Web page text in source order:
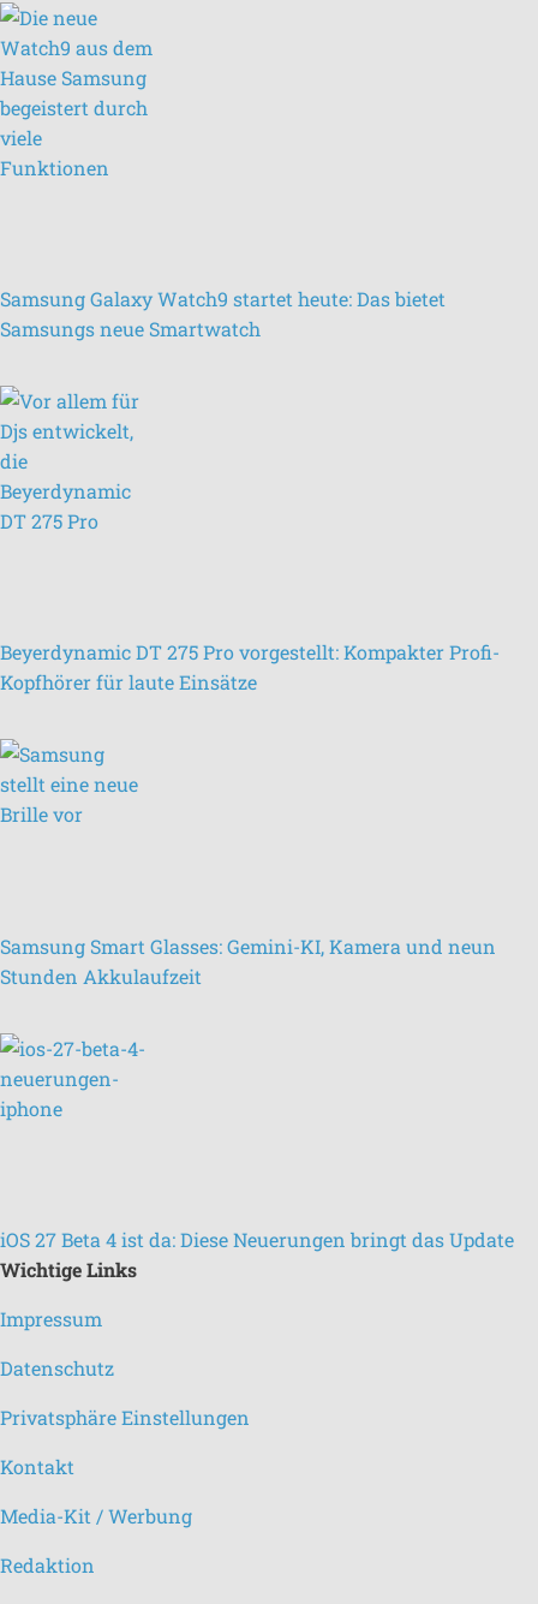
Samsung Galaxy Watch9 startet heute: Das bietet
Samsungs neue Smartwatch
Beyerdynamic DT 275 Pro vorgestellt: Kompakter Profi-
Kopfhörer für laute Einsätze
Samsung Smart Glasses: Gemini-KI, Kamera und neun
Stunden Akkulaufzeit
iOS 27 Beta 4 ist da: Diese Neuerungen bringt das Update
Wichtige Links
Impressum
Datenschutz
Privatsphäre Einstellungen
Kontakt
Media-Kit / Werbung
Redaktion